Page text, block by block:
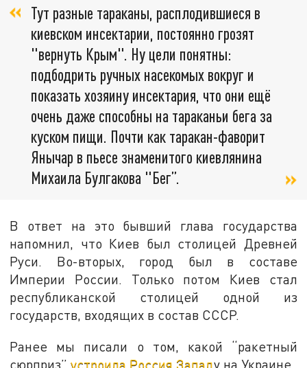
Тут разные тараканы, расплодившиеся в
киевском инсектарии, постоянно грозят
"вернуть Крым". Ну цели понятны:
подбодрить ручных насекомых вокруг и
показать хозяину инсектария, что они ещё
очень даже способны на тараканьи бега за
куском пищи. Почти как таракан-фаворит
Янычар в пьесе знаменитого киевлянина
Михаила Булгакова "Бег”.
В ответ на это бывший глава государства
напомнил, что Киев был столицей Древней
Руси. Во-вторых, город был в составе
Империи России. Только потом Киев стал
республиканской столицей одной из
государств, входящих в состав СССР.
Ранее мы писали о том, какой “ракетный
сюрприз”устроила Россия Западу на Украине.